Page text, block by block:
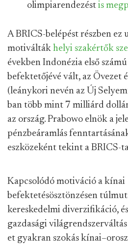
olimpiarendezést is
A BRICS-belépést részben ez
motiválták helyi szakértők
években Indonézia első
befektetőjévé vált, az Övezet
(leánykori nevén az Új
ban több mint 7 milliárd
az ország. Prabowo elnök a
pénzbeáramlás
eszközeként tekint a BRICS-
Kapcsolódó motiváció a kínai
befektetésösztönzésen
kereskedelmi diverzifikáció,
gazdasági
et gyakran szokás